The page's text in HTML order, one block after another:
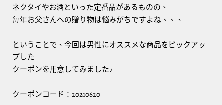
ネクタイやお酒といった定番品があるものの、
毎年お父さんへの贈り物は悩みがちですよね、、、
ということで、今回は男性にオススメな商品をピックアッ
プした
クーポンを用意してみました♪
クーポンコード：20210620